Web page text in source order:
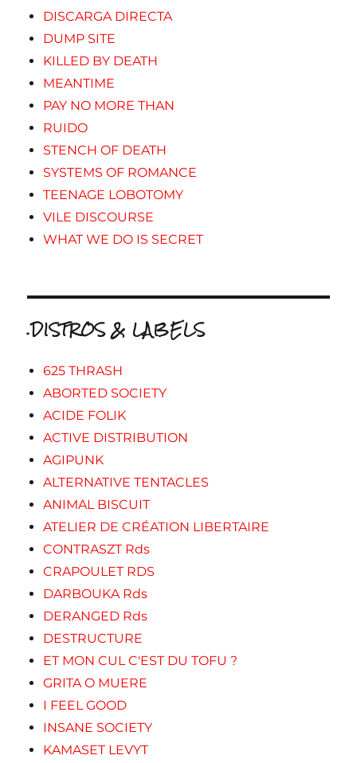
DISCARGA DIRECTA
DUMP SITE
KILLED BY DEATH
MEANTIME
PAY NO MORE THAN
RUIDO
STENCH OF DEATH
SYSTEMS OF ROMANCE
TEENAGE LOBOTOMY
VILE DISCOURSE
WHAT WE DO IS SECRET
.DISTROS & LABELS
625 THRASH
ABORTED SOCIETY
ACIDE FOLIK
ACTIVE DISTRIBUTION
AGIPUNK
ALTERNATIVE TENTACLES
ANIMAL BISCUIT
ATELIER DE CRÉATION LIBERTAIRE
CONTRASZT Rds
CRAPOULET RDS
DARBOUKA Rds
DERANGED Rds
DESTRUCTURE
ET MON CUL C'EST DU TOFU ?
GRITA O MUERE
I FEEL GOOD
INSANE SOCIETY
KAMASET LEVYT